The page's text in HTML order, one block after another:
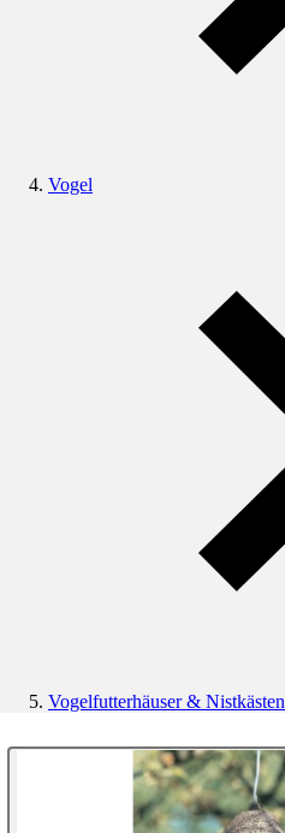
Vogel
Vogelfutterhäuser & Nistkästen